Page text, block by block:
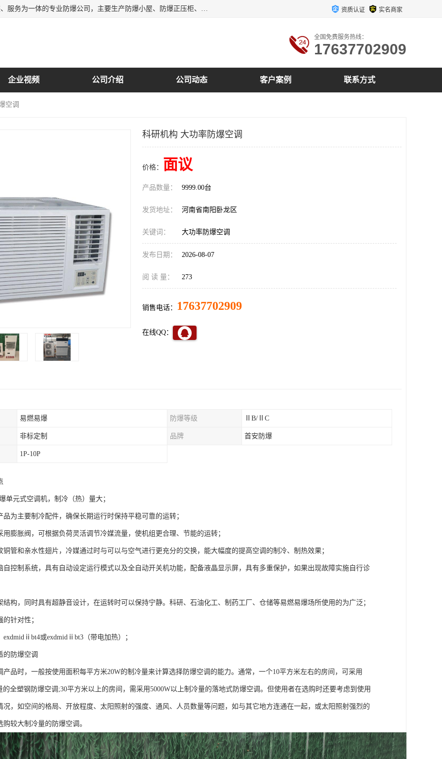
南阳首安防爆电气有限公司是一家集开发、生产、销售、安装、服务为一体的专业防爆公司，主要生产防爆小屋、防爆正压柜、防爆空调、防爆控制箱、防爆配电箱（柜），防爆正压系列，防爆灯具，防爆风机，防爆管件，粉尘防爆，防腐防尘防水等百余系列上千种防爆产品。 资质认证 实名商家
全国免费服务热线：
17637702909
企业视频 公司介绍 公司动态 客户案例 联系方式
空调
科研机构 大功率防爆空调
价格： 面议
产品数量： 9999.00台
发货地址： 河南省南阳卧龙区
关键词： 大功率防爆空调
发布日期： 2026-08-07
阅 读 量： 273
销售电话： 17637702909
在线QQ：
易燃易爆 防爆等级 ⅡB/ⅡC
非标定制 品牌 首安防爆
1P-10P
单元式空调机，制冷（热）量大；
为主要制冷配件，确保长期运行时保持平稳可靠的运转；
膨胀阀，可根据负荷灵活调节冷媒流量，使机组更合理、节能的运转；
管和亲水性翅片，冷媒通过时与可以与空气进行更充分的交换，能大幅度的提高空调的制冷、制热效果；
控制系统，具有自动设定运行模式以及全自动开关机功能，配备液晶显示屏，具有多重保护，如果出现故障实施自行诊
构，同时具有超静音设计，在运转时可以保持宁静。科研、石油化工、制药工厂、仓储等易燃易爆场所使用的为广泛；
针对性；
或exdmidⅱbt3（带电加热）；
的防爆空调
产品时，一般按使用面积每平方米20W的制冷量来计算选择防爆空调的能力。通常，一个10平方米左右的房间，可采用
的全塑钢防爆空调;30平方米以上的房间，需采用5000W以上制冷量的落地式防爆空调。但使用者在选购时还要考虑到使用
况，如空间的格局、开放程度、太阳照射的强度、通风、人员数量等问题，如与其它地方连通在一起，或太阳照射强烈的
购较大制冷量的防爆空调。